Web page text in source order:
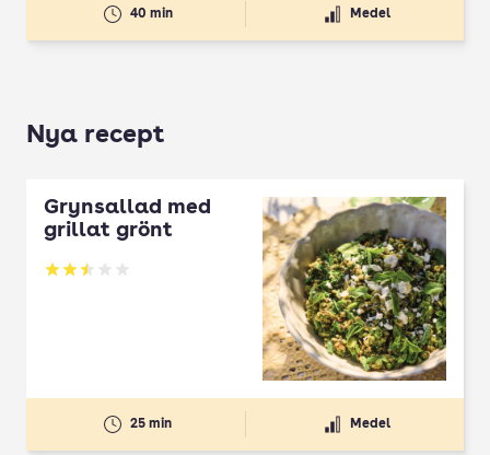
40 min Medel
Nya recept
Grynsallad med
grillat grönt
Betyg: 2.5 av 5
25 min Medel